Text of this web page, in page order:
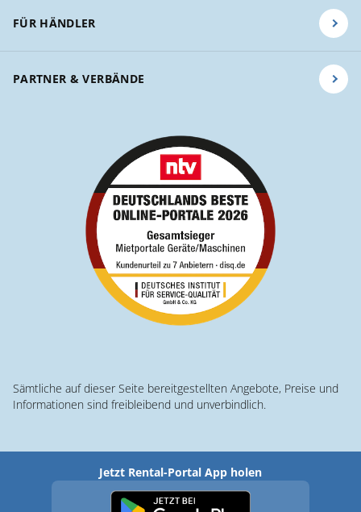
FÜR HÄNDLER
PARTNER & VERBÄNDE
Sämtliche auf dieser Seite bereitgestellten Angebote, Preise und
Informationen sind freibleibend und unverbindlich.
Jetzt Rental-Portal App holen